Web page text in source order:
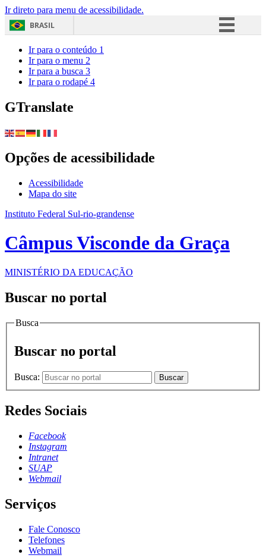
Ir direto para menu de acessibilidade.
BRASIL
Ir para o conteúdo 1
Ir para o menu 2
Ir para a busca 3
Ir para o rodapé 4
GTranslate
Opções de acessibilidade
Acessibilidade
Mapa do site
Instituto Federal Sul-rio-grandense
Câmpus Visconde da Graça
MINISTÉRIO DA EDUCAÇÃO
Buscar no portal
Busca
Buscar no portal
Busca: Buscar
Redes Sociais
Facebook
Instagram
Intranet
SUAP
Webmail
Serviços
Fale Conosco
Telefones
Webmail